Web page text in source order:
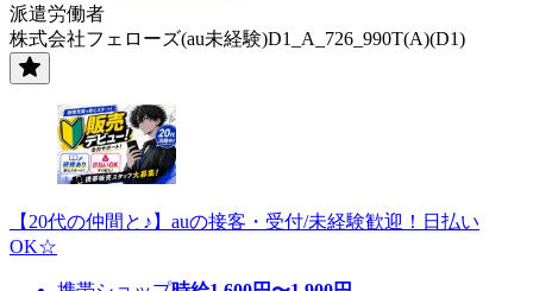
派遣労働者
株式会社フェローズ(au未経験)D1_A_726_990T(A)(D1)
【20代の仲間と♪】auの接客・受付/未経験歓迎！日払い
OK☆